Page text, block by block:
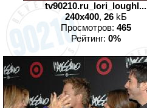
tv90210.ru_lori_loughl...
240x400, 26kБ
Просмотров: 465
Рейтинг: 0%